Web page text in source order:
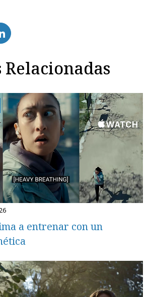
a entrenar con un